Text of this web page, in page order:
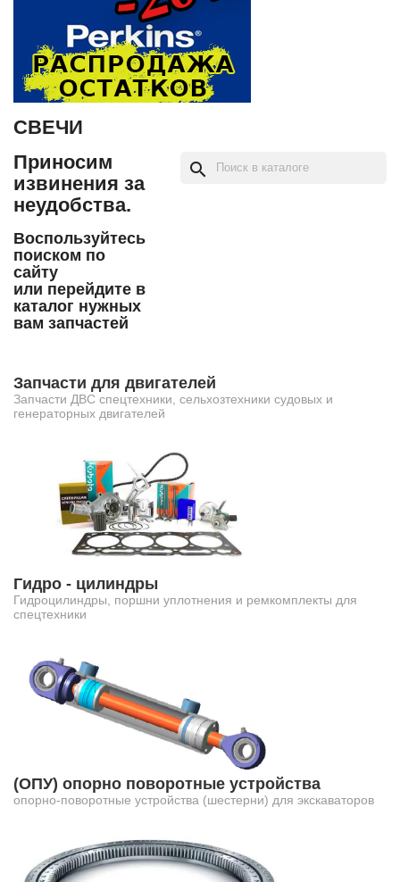
СВЕЧИ
Приносим
извинения за
неудобства.
Воспользуйтесь
поиском по
сайту
или перейдите в
каталог нужных
вам запчастей
search
Запчасти для двигателей
Запчасти ДВС спецтехники, сельхозтехники судовых и
генераторных двигателей
Гидро - цилиндры
Гидроцилиндры, поршни уплотнения и ремкомплекты для
спецтехники
(ОПУ) опорно поворотные устройства
опорно-поворотные устройства (шестерни) для экскаваторов